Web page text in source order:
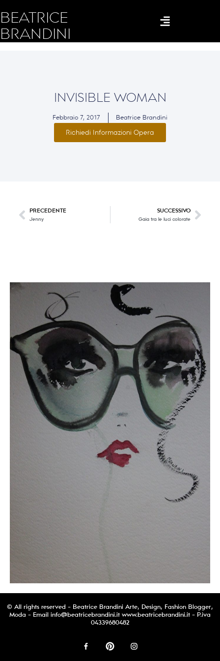
BEATRICE
BRANDINI
INVISIBLE WOMAN
Febbraio 7, 2017 Beatrice Brandini
Richiedi Informazioni Opera
PRECEDENTE
Jenny
SUCCESSIVO
Gaia tra le luci colorate
© All rights reserved - Beatrice Brandini Arte, Design, Fashion Blogger,
Moda - Email info@beatricebrandini.it www.beatricebrandini.it - P.iva
04339680482